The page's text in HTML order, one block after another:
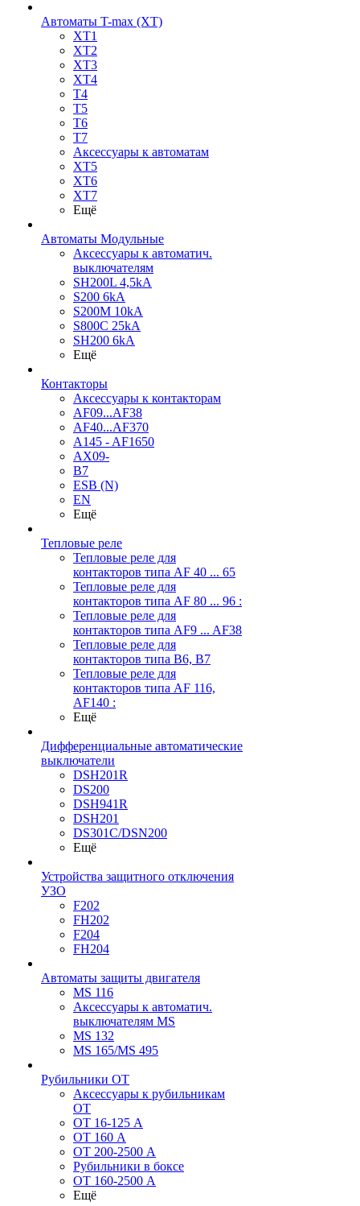
Автоматы T-max (XT)
XT1
XT2
XT3
XT4
T4
T5
T6
T7
Аксессуары к автоматам
XT5
XT6
XT7
Ещё
Автоматы Модульные
Аксессуары к автоматич.
выключателям
SH200L 4,5kA
S200 6kA
S200M 10kA
S800C 25kA
SH200 6kA
Ещё
Контакторы
Аксессуары к контакторам
AF09...AF38
AF40...AF370
A145 - AF1650
AX09-
B7
ESB (N)
EN
Ещё
Тепловые реле
Тепловые реле для
контакторов типа AF 40 ... 65
Тепловые реле для
контакторов типа AF 80 ... 96 :
Тепловые реле для
контакторов типа AF9 ... AF38
Тепловые реле для
контакторов типа В6, В7
Тепловые реле для
контакторов типа AF 116,
AF140 :
Ещё
Дифференциальные автоматические
выключатели
DSH201R
DS200
DSH941R
DSH201
DS301C/DSN200
Ещё
Устройства защитного отключения
УЗО
F202
FH202
F204
FH204
Автоматы защиты двигателя
MS 116
Аксессуары к автоматич.
выключателям MS
MS 132
MS 165/MS 495
Рубильники ОТ
Аксессуары к рубильникам
OT
OT 16-125 А
OT 160 А
OT 200-2500 А
Рубильники в боксе
OT 160-2500 А
Ещё